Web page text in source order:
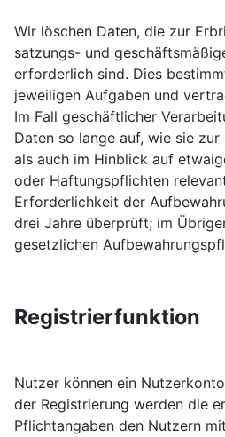
Wir löschen Daten, die zur
satzungs- und
erforderlich sind. Dies
jeweiligen Aufgaben und
Im Fall geschäftlicher
Daten so lange auf, wie sie
als auch im Hinblick auf
oder Haftungspflichten
Erforderlichkeit der
drei Jahre überprüft; im
gesetzlichen
Registrierfunktion
Nutzer können ein
der Registrierung werden die
Pflichtangaben den Nutzern